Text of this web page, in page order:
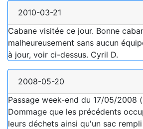
2010-03-21
Cabane visitée ce jour. Bonne
malheureusement sans aucun
à jour, voir ci-dessus. Cyril D.
2008-05-20
Passage week-end du 17/05/2008
Dommage que les précédents
leurs déchets ainsi qu'un sac